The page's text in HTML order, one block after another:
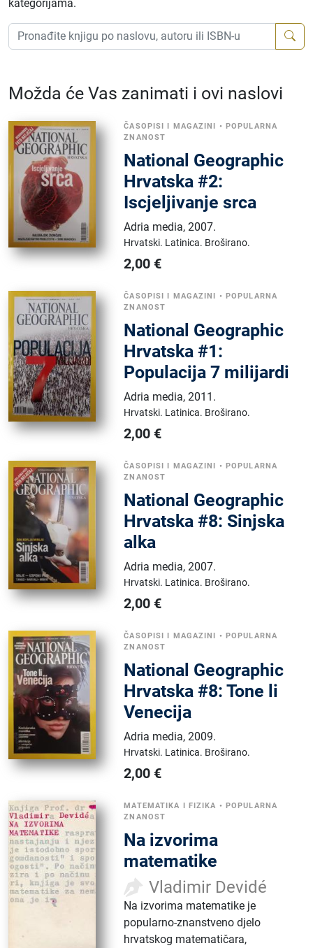
kategorijama.
Možda će Vas zanimati i ovi naslovi
ČASOPISI I MAGAZINI • POPULARNA
ZNANOST
National Geographic
Hrvatska #2:
Iscjeljivanje srca
Adria media,2007.
Hrvatski. Latinica. Broširano.
2,00 €
ČASOPISI I MAGAZINI • POPULARNA
ZNANOST
National Geographic
Hrvatska #1:
Populacija 7 milijardi
Adria media,2011.
Hrvatski. Latinica. Broširano.
2,00 €
ČASOPISI I MAGAZINI • POPULARNA
ZNANOST
National Geographic
Hrvatska #8: Sinjska
alka
Adria media,2007.
Hrvatski. Latinica. Broširano.
2,00 €
ČASOPISI I MAGAZINI • POPULARNA
ZNANOST
National Geographic
Hrvatska #8: Tone li
Venecija
Adria media,2009.
Hrvatski. Latinica. Broširano.
2,00 €
MATEMATIKA I FIZIKA • POPULARNA
ZNANOST
Na izvorima
matematike
Vladimir Devidé
Na izvorima matematike je
popularno-znanstveno djelo
hrvatskog matematičara,